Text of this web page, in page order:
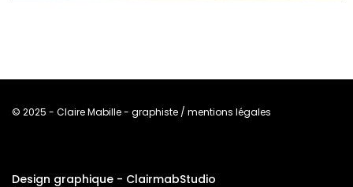
© 2025 - Claire Mabille - graphiste / mentions légales
Design graphique - ClairmabStudio